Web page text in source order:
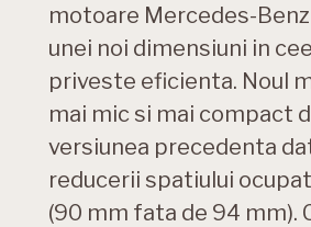
motoare Mercedes-
unei noi dimensiuni in
priveste eficienta. Noul
mai mic si mai compact
versiunea precedenta
reducerii spatiului
(90 mm fata de 94 mm).